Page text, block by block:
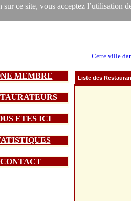
ce site, vous acceptez l’utilisation
Cette ville
MEMBRE
ETES ICI
CONTACT
Liste des